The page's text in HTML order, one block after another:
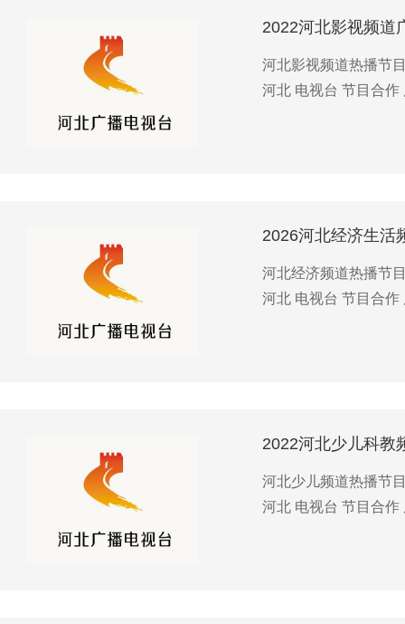
2022河北影视频道
河北影视频道热播节
河北 电视台 节目合
2026河北经济生活
河北经济频道热播节
河北 电视台 节目合
2022河北少儿科教
河北少儿频道热播节
河北 电视台 节目合